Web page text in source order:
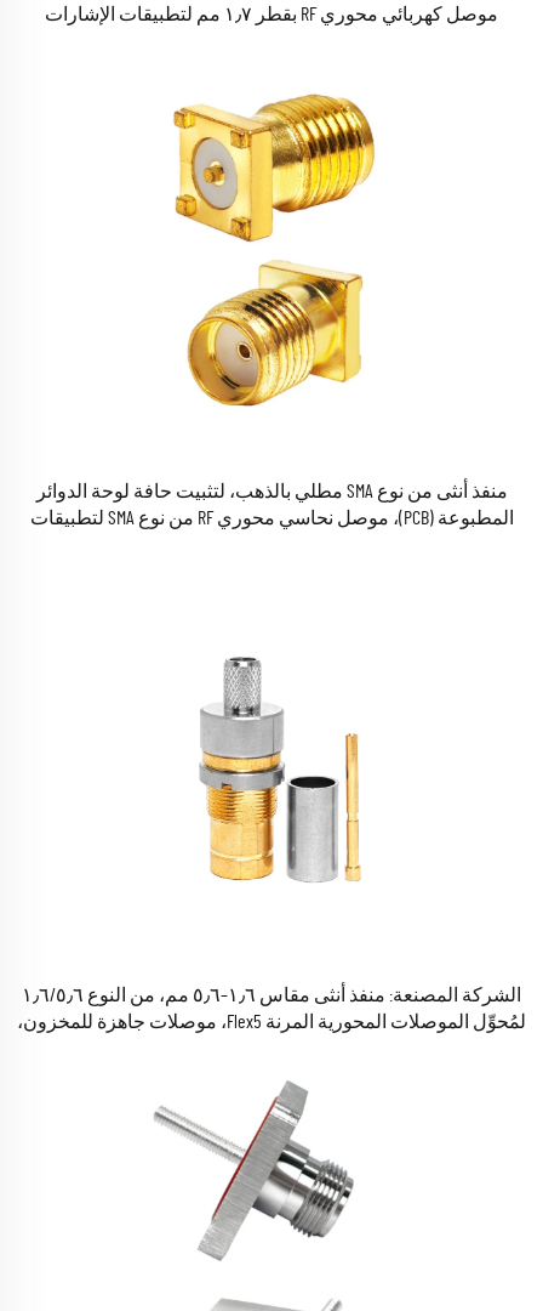
موصل كهربائي محوري RF بقطر ١٫٧ مم لتطبيقات الإشارات
منفذ أنثى من نوع SMA مطلي بالذهب، لتثبيت حافة لوحة الدوائر
المطبوعة (PCB)، موصل نحاسي محوري RF من نوع SMA لتطبيقات
الشركة المصنعة: منفذ أنثى مقاس ١٫٦–٥٫٦ مم، من النوع ١٫٦/٥٫٦
لمُحوِّل الموصلات المحورية المرنة Flex5، موصلات جاهزة للمخزون،